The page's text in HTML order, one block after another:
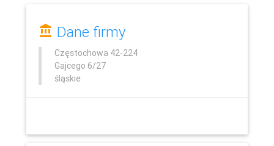
Dane firmy
Częstochowa 42-224
Gajcego 6/27
śląskie